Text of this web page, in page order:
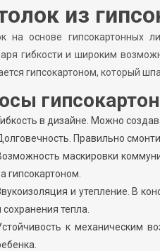
из
на основе гипсокартонных
гибкости и широким
гипсокартоном, который
в дизайне. Можно
Правильно
маскировки
гипсокартоном.
и утепление. В
сохранения тепла.
к механическим